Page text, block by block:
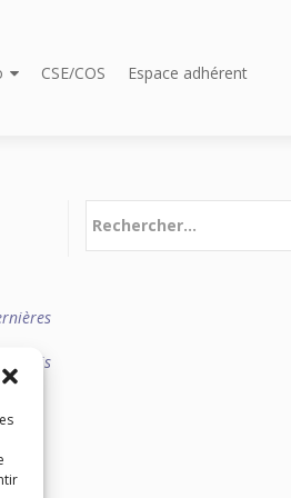
CSE/COS Espace adhérent
mais